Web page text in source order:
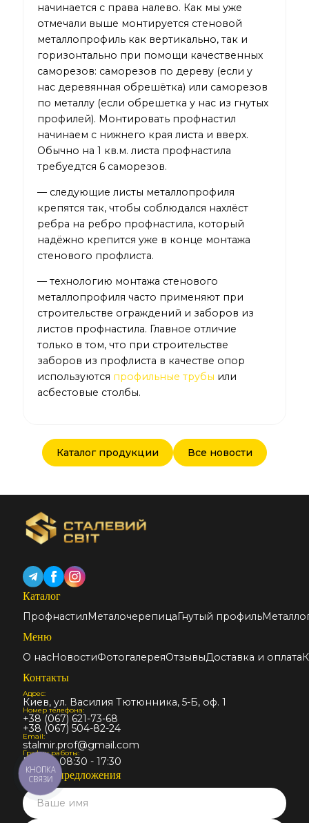
начинается с права налево. Как мы уже
отмечали выше монтируется стеновой
металлопрофиль как вертикально, так и
горизонтально при помощи качественных
саморезов: саморезов по дереву (если у
нас деревянная обрешётка) или саморезов
по металлу (если обрешетка у нас из гнутых
профилей). Монтировать профнастил
начинаем с нижнего края листа и вверх.
Обычно на 1 кв.м. листа профнастила
требуедтся 6 саморезов.
— следующие листы металлопрофиля
крепятся так, чтобы соблюдался нахлёст
ребра на ребро профнастила, который
надёжно крепится уже в конце монтажа
стенового профлиста.
— технологию монтажа стенового
металлопрофиля часто применяют при
строительстве ограждений и заборов из
листов профнастила. Главное отличие
только в том, что при строительстве
заборов из профлиста в качестве опор
используются профильные трубы или
асбестовые столбы.
Каталог продукции Все новости
Каталог
ПрофнастилМеталочерепицаГнутый профиль
Меню
О насНовостиФотогалереяОтзывыДоставка и оплата
Контакты
Адрес:
Киев, ул. Василия Тютюнника, 5-Б, оф. 1
Номер телефона:
+38 (067) 621-73-68
+38 (067) 504-82-24
Email:
stalmir.prof@gmail.com
График работы:
Пн-Пт: 08:30 - 17:30
Запрос предложения
КНОПКА
СВЯЗИ